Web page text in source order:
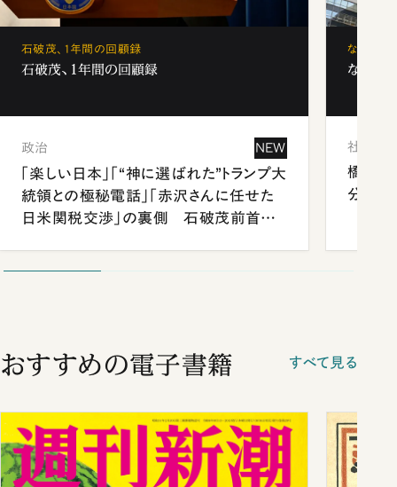
石破茂、1年間の回顧録
石破茂、1年間の回顧録
政治 NEW
「楽しい日本」「“神に選ばれた”トランプ大
統領との極秘電話」「赤沢さんに任せた
日米関税交渉」の裏側 石破茂前首相
なぜ「フ
なぜ「
社会
橋本愛
分 佐
おすすめの電子書籍 すべて見る